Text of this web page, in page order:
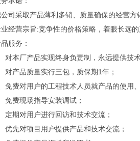
司采取产品薄利多销、质量确保的经营方
经营宗旨:竞争性的价格策略，着眼长远
服务：
对本厂产品实现终身负责制，永远提供技
对产品质量实行三包，质保期1年；
免费对用户的工程技术人员就产品的使用
免费现场指导安装调试；
定期对用户进行回访和技术交流；
优先对项目用户提供产品和技术交流；